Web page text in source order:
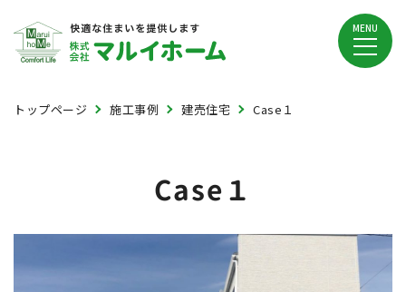
MENU
トップページ 施工事例 建売住宅 Case１
Case１